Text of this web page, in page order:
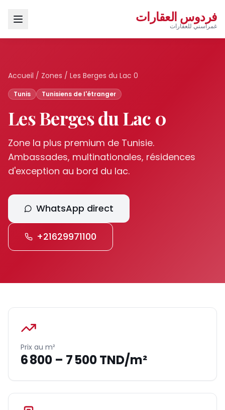
فردوس العقارات
غمراسني للعقارات
Accueil / Zones / Les Berges du Lac 0
Tunis Tunisiens de l'étranger
Les Berges du Lac 0
Zone la plus premium de Tunisie.
Ambassades, multinationales, résidences
d'exception au bord du lac.
WhatsApp direct
+21629971100
Prix au m²
6 800 – 7 500 TND/m²